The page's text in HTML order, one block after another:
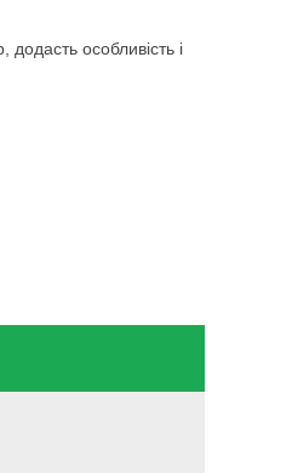
додасть особливість і